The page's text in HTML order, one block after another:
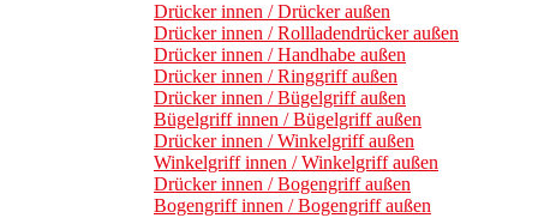
Drücker innen / Drücker außen
Drücker innen / Rollladendrücker außen
Drücker innen / Handhabe außen
Drücker innen / Ringgriff außen
Drücker innen / Bügelgriff außen
Bügelgriff innen / Bügelgriff außen
Drücker innen / Winkelgriff außen
Winkelgriff innen / Winkelgriff außen
Drücker innen / Bogengriff außen
Bogengriff innen / Bogengriff außen